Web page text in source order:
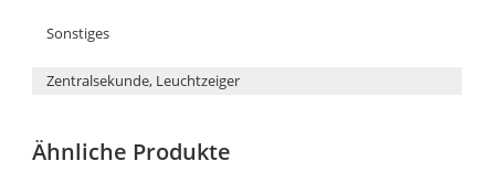
Sonstiges
Zentralsekunde, Leuchtzeiger
Ähnliche Produkte